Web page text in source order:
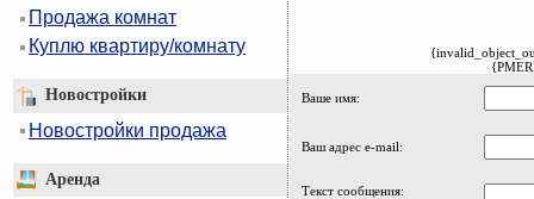
Продажа комнат
Куплю квартиру/комнату
Новостройки
Новостройки продажа
Аренда
Ваше имя:
Ваш адрес e-mail:
Текст сообщения: